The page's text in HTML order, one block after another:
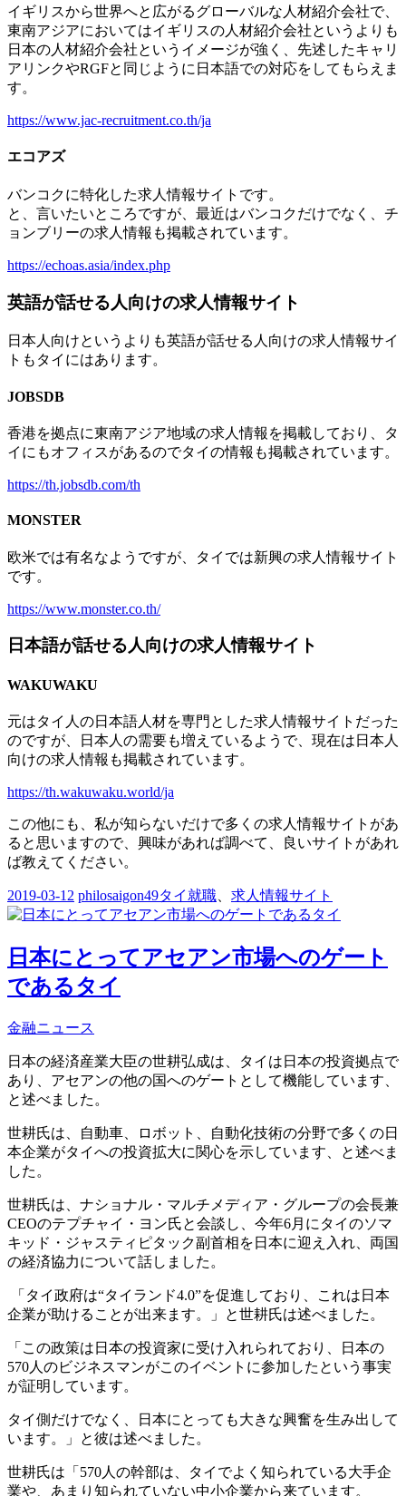
イギリスから世界へと広がるグローバルな人材紹介会社で、
東南アジアにおいてはイギリスの人材紹介会社というよりも
日本の人材紹介会社というイメージが強く、先述したキャリ
アリンクやRGFと同じように日本語での対応をしてもらえま
す。
https://www.jac-recruitment.co.th/ja
エコアズ
バンコクに特化した求人情報サイトです。
と、言いたいところですが、最近はバンコクだけでなく、チ
ョンブリーの求人情報も掲載されています。
https://echoas.asia/index.php
英語が話せる人向けの求人情報サイト
日本人向けというよりも英語が話せる人向けの求人情報サイ
トもタイにはあります。
JOBSDB
香港を拠点に東南アジア地域の求人情報を掲載しており、タ
イにもオフィスがあるのでタイの情報も掲載されています。
https://th.jobsdb.com/th
MONSTER
欧米では有名なようですが、タイでは新興の求人情報サイト
です。
https://www.monster.co.th/
日本語が話せる人向けの求人情報サイト
WAKUWAKU
元はタイ人の日本語人材を専門とした求人情報サイトだった
のですが、日本人の需要も増えているようで、現在は日本人
向けの求人情報も掲載されています。
https://th.wakuwaku.world/ja
この他にも、私が知らないだけで多くの求人情報サイトがあ
ると思いますので、興味があれば調べて、良いサイトがあれ
ば教えてください。
2019-03-12 philosaigon49タイ就職 求人情報サイト
日本にとってアセアン市場へのゲート
であるタイ
金融ニュース
日本の経済産業大臣の世耕弘成は、タイは日本の投資拠点で
あり、アセアンの他の国へのゲートとして機能しています、
と述べました。
世耕氏は、自動車、ロボット、自動化技術の分野で多くの日
本企業がタイへの投資拡大に関心を示しています、と述べま
した。
世耕氏は、ナショナル・マルチメディア・グループの会長兼
CEOのテプチャイ・ヨン氏と会談し、今年6月にタイのソマ
キッド・ジャスティピタック副首相を日本に迎え入れ、両国
の経済協力について話しました。
「タイ政府は“タイランド4.0”を促進しており、これは日本
企業が助けることが出来ます。」と世耕氏は述べました。
「この政策は日本の投資家に受け入れられており、日本の
570人のビジネスマンがこのイベントに参加したという事実
が証明しています。
タイ側だけでなく、日本にとっても大きな興奮を生み出して
います。」と彼は述べました。
世耕氏は「570人の幹部は、タイでよく知られている大手企
業や、あまり知られていない中小企業から来ています。